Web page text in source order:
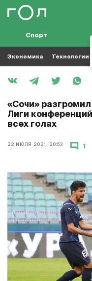
Спорт
Экономика Технологии
«Сочи»
Лиги
всех голах
22 ИЮЛЯ 2021, 20:53 1